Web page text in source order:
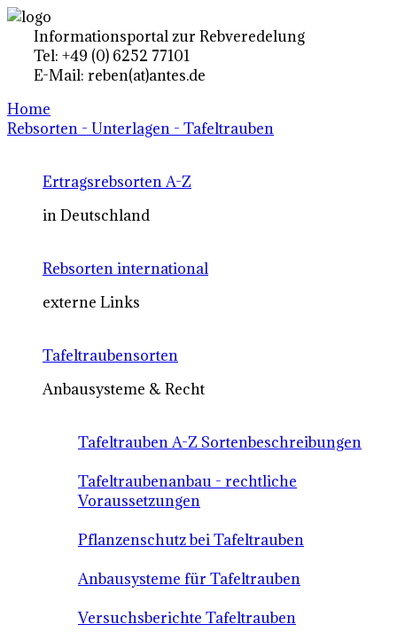
Informationsportal zur Rebveredelung
Tel: +49 (0) 6252 77101
E-Mail: reben(at)antes.de
Home
Rebsorten - Unterlagen - Tafeltrauben
Ertragsrebsorten A-Z
in Deutschland
Rebsorten international
externe Links
Tafeltraubensorten
Anbausysteme & Recht
Tafeltrauben A-Z Sortenbeschreibungen
Tafeltraubenanbau - rechtliche
Voraussetzungen
Pflanzenschutz bei Tafeltrauben
Anbausysteme für Tafeltrauben
Versuchsberichte Tafeltrauben